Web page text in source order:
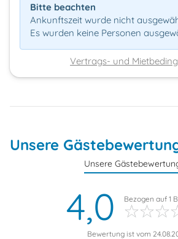
Bitte beachten
Ankunftszeit wurde nicht
Es wurden keine Personen
Vertrags- und
Unsere
Unsere
4,0 Bezogen auf 1
Bewertung ist vom